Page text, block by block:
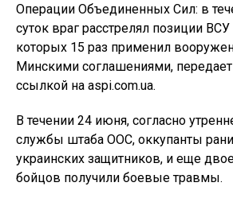
Операции Объединенных Сил: в
суток враг расстрелял позиции ВСУ
которых 15 раз применил
Минскими соглашениями,
ссылкой на aspi.com.ua.
В течении 24 июня, согласно
службы штаба ООС, оккупанты
украинских защитников, и еще
бойцов получили боевые травмы.